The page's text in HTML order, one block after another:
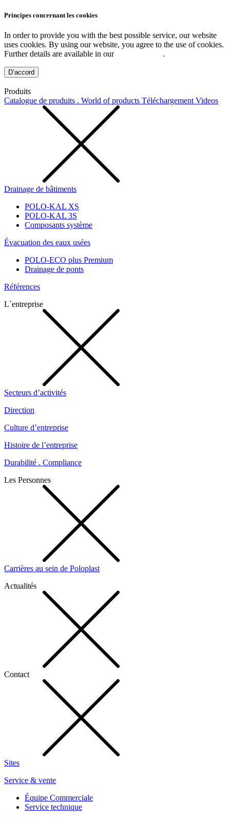
Principes concernant les cookies
In order to provide you with the best possible service, our website
uses cookies. By using our website, you agree to the use of cookies.
Further details are available in our
.
D’accord
Produits
Catalogue de produits . World of products Téléchargement Videos
Drainage de bâtiments
POLO-KAL XS
POLO-KAL 3S
Composants système
Évacuation des eaux usées
POLO-ECO plus Premium
Drainage de ponts
Références
L`entreprise
Secteurs d’activités
Direction
Culture d’entreprise
Histoire de l’entreprise
Durabilité . Compliance
Les Personnes
Carrières au sein de Poloplast
Actualités
Contact
Sites
Service & vente
Équipe Commerciale
Service technique